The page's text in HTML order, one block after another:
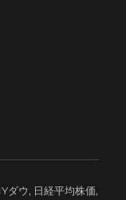
ダウ, 日経平均株価,